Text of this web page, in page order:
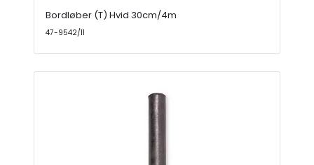
Bordløber (T) Hvid 30cm/4m
47-9542/11